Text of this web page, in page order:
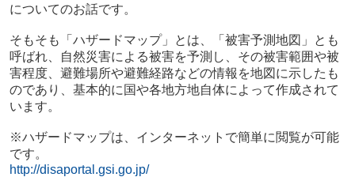
についてのお話です。
そもそも「ハザードマップ」とは、「被害予測地図」とも
呼ばれ、自然災害による被害を予測し、その被害範囲や被
害程度、避難場所や避難経路などの情報を地図に示したも
のであり、基本的に国や各地方地自体によって作成されて
います。
※ハザードマップは、インターネットで簡単に閲覧が可能
です。
http://disaportal.gsi.go.jp/